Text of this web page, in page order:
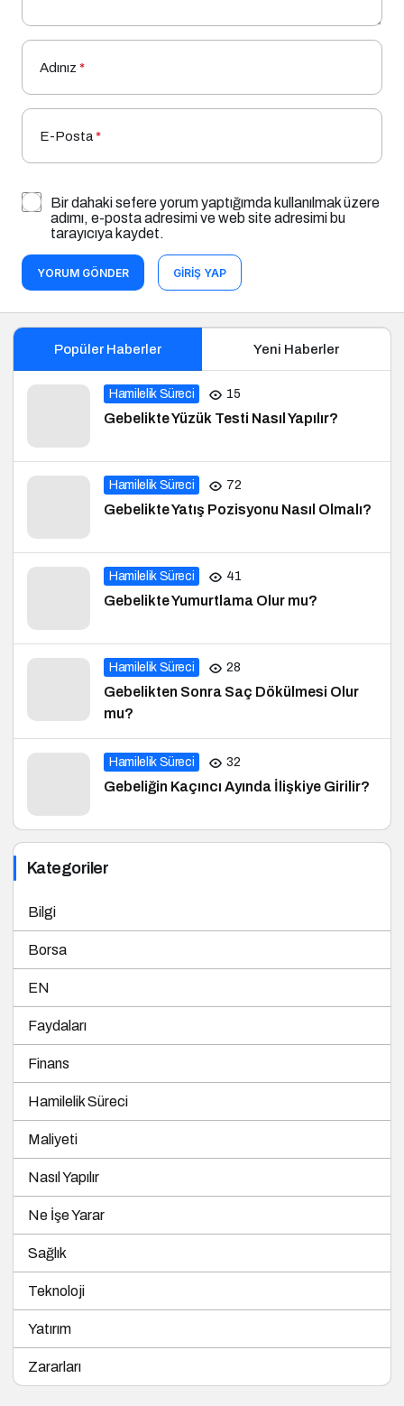
Adınız *
E-Posta*
Bir dahaki sefere yorum yaptığımda kullanılmak üzere
adımı, e-posta adresimi ve web site adresimi bu
tarayıcıya kaydet.
YORUM GÖNDER GIRIŞ YAP
Popüler Haberler Yeni Haberler
Hamilelik Süreci 15
Gebelikte Yüzük Testi Nasıl Yapılır?
Hamilelik Süreci 72
Gebelikte Yatış Pozisyonu Nasıl Olmalı?
Hamilelik Süreci 41
Gebelikte Yumurtlama Olur mu?
Hamilelik Süreci 28
Gebelikten Sonra Saç Dökülmesi Olur
mu?
Hamilelik Süreci 32
Gebeliğin Kaçıncı Ayında İlişkiye Girilir?
Kategoriler
Bilgi
Borsa
EN
Faydaları
Finans
Hamilelik Süreci
Maliyeti
Nasıl Yapılır
Ne İşe Yarar
Sağlık
Teknoloji
Yatırım
Zararları